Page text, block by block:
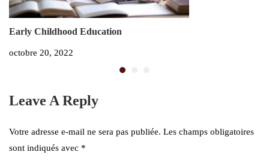
Early Childhood Education
octobre 20, 2022
Leave A Reply
Votre adresse e-mail ne sera pas publiée. Les champs obligatoires
sont indiqués avec *